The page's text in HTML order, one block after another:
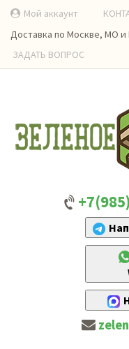
Мой аккаунт
Доставка по Москве, МО и
ЗАДАТЬ ВОПРОС